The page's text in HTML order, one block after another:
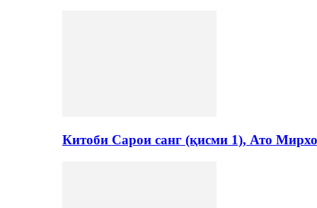
Китоби Сарои санг (қисми 1), Ато